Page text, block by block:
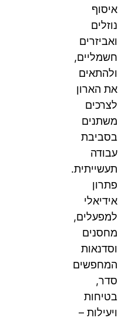
איסוף
נוזלים
ואביזרים
חשמליים,
ולהתאים
את הארון
לצרכים
משתנים
בסביבת
עבודה
תעשייתית.
פתרון
אידיאלי
למפעלים,
מחסנים
וסדנאות
המחפשים
סדר,
בטיחות
ויעילות –